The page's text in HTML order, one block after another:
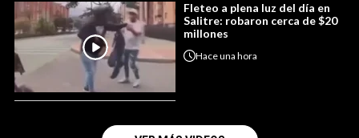
Fleteo a plena luz del día en
Salitre: robaron cerca de $20
millones
Haceuna hora